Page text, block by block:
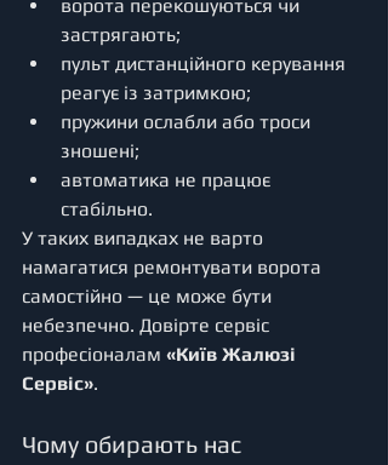
ворота перекошуються чи
застрягають;
пульт дистанційного керування
реагує із затримкою;
пружини ослабли або троси
зношені;
автоматика не працює
стабільно.
У таких випадках не варто
намагатися ремонтувати ворота
самостійно — це може бути
небезпечно. Довірте сервіс
професіоналам «Київ Жалюзі
Сервіс».
Чому обирають нас